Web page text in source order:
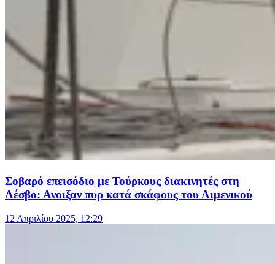
Σοβαρό επεισόδιο με Τούρκους διακινητές στη
Λέσβο: Ανοιξαν πυρ κατά σκάφους του Λιμενικού
12 Απριλίου 2025, 12:29